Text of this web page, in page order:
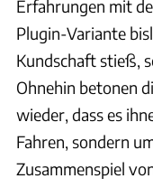
Erfahrungen mit
Plugin-Variante
Kundschaft stieß,
Ohnehin betonen
wieder, dass es
Fahren, sondern
Zusammenspiel